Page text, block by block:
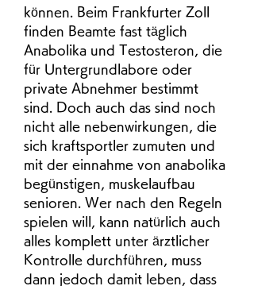
können. Beim Frankfurter Zoll
finden Beamte fast täglich
Anabolika und Testosteron, die
für Untergrundlabore oder
private Abnehmer bestimmt
sind. Doch auch das sind noch
nicht alle nebenwirkungen, die
sich kraftsportler zumuten und
mit der einnahme von anabolika
begünstigen, muskelaufbau
senioren. Wer nach den Regeln
spielen will, kann natürlich auch
alles komplett unter ärztlicher
Kontrolle durchführen, muss
dann jedoch damit leben, dass